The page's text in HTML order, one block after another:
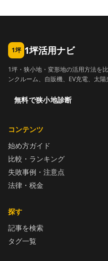
1坪 1坪活用ナビ
1坪・狭小地・変形地の活用方法を
ンクルーム、自販機、EV充電、太陽
無料で狭小地診断
コンテンツ
始め方ガイド
比較・ランキング
失敗事例・注意点
法律・税金
探す
記事を検索
タグ一覧